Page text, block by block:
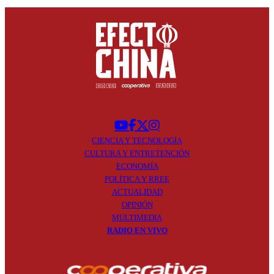
CIENCIA Y TECNOLOGÍA
CULTURA Y ENTRETENCIÓN
ECONOMÍA
POLÍTICA Y RREE
ACTUALIDAD
OPINIÓN
MULTIMEDIA
RADIO EN VIVO